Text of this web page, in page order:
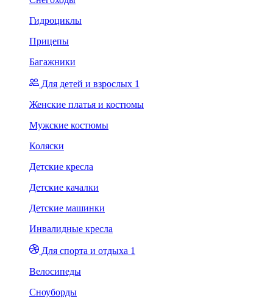
Гидроциклы
Прицепы
Багажники
Для детей и взрослых 1
Женские платья и костюмы
Мужские костюмы
Коляски
Детские кресла
Детские качалки
Детские машинки
Инвалидные кресла
Для спорта и отдыха 1
Велосипеды
Сноуборды